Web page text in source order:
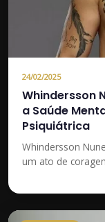
24/02/2025
Whindersson
a Saúde
Psiquiátrica
Whindersson
um ato de